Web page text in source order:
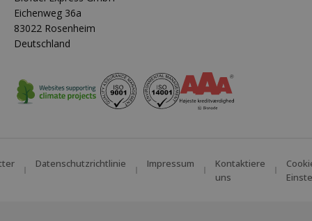
Eichenweg 36a
83022 Rosenheim
Deutschland
Datenschutzrichtlinie Impressum
Kontaktiere
uns